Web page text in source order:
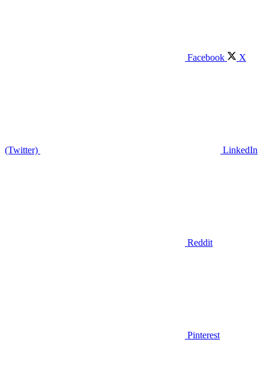
Facebook X
(Twitter) LinkedIn
Reddit
Pinterest